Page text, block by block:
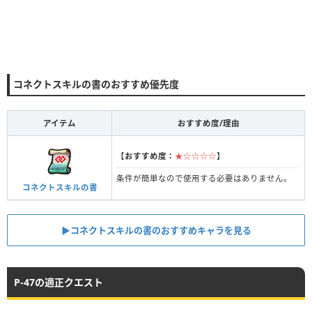
コネクトスキルの書のおすすめ優先度
アイテム おすすめ度/理由
コネクトスキルの書
【おすすめ度： ★☆☆☆☆】
条件が簡単なので使用する必要はありません。
▶︎コネクトスキルの書のおすすめキャラを見る
P-47の適正クエスト